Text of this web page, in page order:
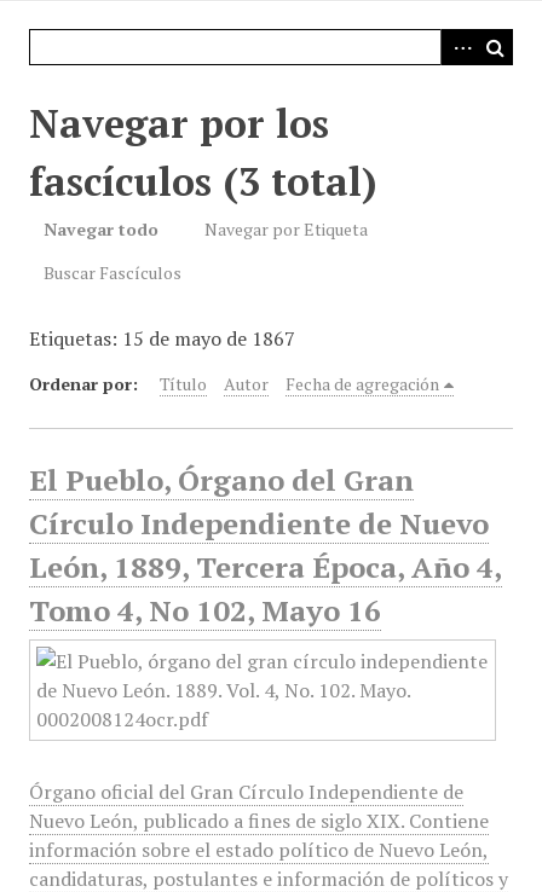
Navegar por los
fascículos (3 total)
Navegar todo
Navegar por Etiqueta
Buscar Fascículos
Etiquetas: 15 de mayo de 1867
Ordenar por: Título Autor Fecha de agregación
El Pueblo, Órgano del Gran
Círculo Independiente de Nuevo
León, 1889, Tercera Época, Año 4,
Tomo 4, No 102, Mayo 16
Órgano oficial del Gran Círculo Independiente de
Nuevo León, publicado a fines de siglo XIX. Contiene
información sobre el estado político de Nuevo León,
candidaturas, postulantes e información de políticos y